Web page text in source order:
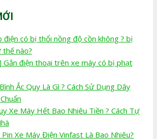
điện có bị thổi nồng độ cồn không ? bị
nào?
Gắn điện thoại trên xe máy có bị phạt
Ắc Quy Là Gì ? Cách Sử Dụng Dây
Xe Máy Hết Bao Nhiêu Tiền ? Cách Tự
Xe Máy Điện Vinfast Là Bao Nhiêu?